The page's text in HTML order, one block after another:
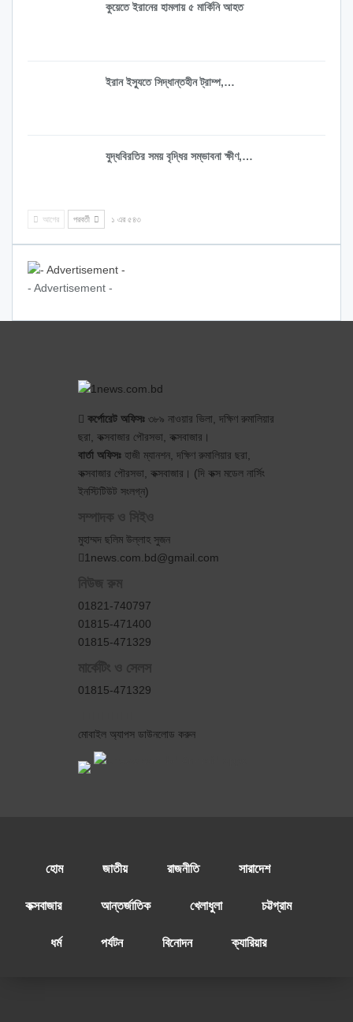
কুয়েতে ইরানের হামলায় ৫ মার্কিনি আহত
ইরান ইস্যুতে সিদ্ধান্তহীন ট্রাম্প,…
যুদ্ধবিরতির সময় বৃদ্ধির সম্ভাবনা ক্ষীণ,…
আগের পরবর্তী ১ এর ৫৪৩
- Advertisement -
কর্পোরেট অফিসঃ৩৮৯ নাওয়ার ভিলা, দক্ষিণ রুমালিয়ার
ছরা, কক্সবাজার পৌরসভা, কক্সবাজার।
বার্তা অফিসঃ হাজী ম্যানশন, দক্ষিণ রুমালিয়ার ছরা,
কক্সবাজার পৌরসভা, কক্সবাজার। (দি কক্স মডেল নার্সিং
ইনস্টিটিউট সংলগ্ন)
সম্পাদক ও সিইও
মুহাম্মদ ছলিম উল্লাহ সুজন
1news.com.bd@gmail.com
01821-740797
01815-471400
01815-471329
01815-471329
মোবাইল অ্যাপস ডাউনলোড করুন
হোম জাতীয় রাজনীতি সারাদেশ
কক্সবাজার আন্তর্জাতিক খেলাধুলা চট্টগ্রাম
ধর্ম পর্যটন বিনোদন ক্যারিয়ার